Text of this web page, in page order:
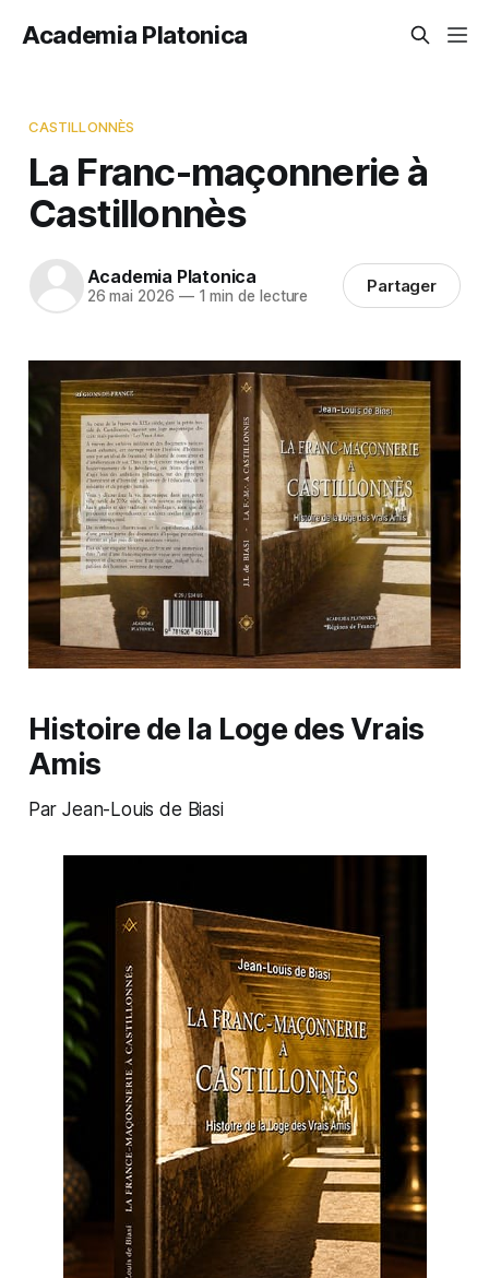
Academia Platonica
CASTILLONNÈS
La Franc-maçonnerie à
Castillonnès
Academia Platonica
26 mai 2026 —1 min de lecture Partager
Histoire de la Loge des Vrais
Amis
Par Jean-Louis de Biasi